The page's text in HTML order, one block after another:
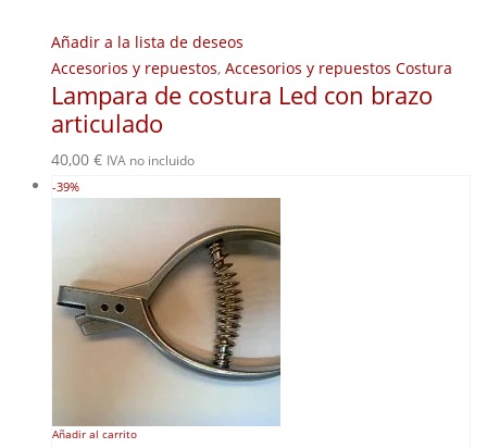
Añadir a la lista de deseos
Accesorios y repuestos, Accesorios y repuestos Costura
Lampara de costura Led con brazo
articulado
40,00 € IVA no incluido
-39%
Añadir al carrito